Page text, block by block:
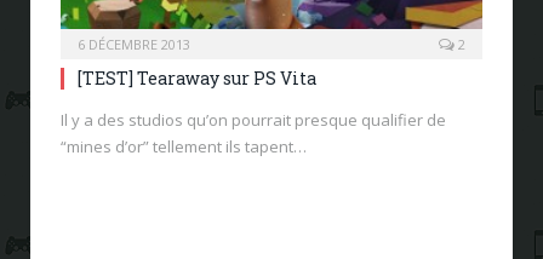
6 DÉCEMBRE 2013 2
[TEST] Tearaway sur PS Vita
Il y a des studios qu’on pourrait presque qualifier de
“mines d’or” tellement ils tapent…